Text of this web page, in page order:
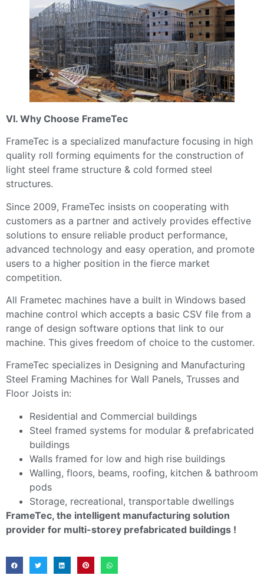
VI. Why Choose FrameTec
FrameTec is a specialized manufacture focusing in high
quality roll forming equiments for the construction of
light steel frame structure & cold formed steel
structures.
Since 2009, FrameTec insists on cooperating with
customers as a partner and actively provides effective
solutions to ensure reliable product performance,
advanced technology and easy operation, and promote
users to a higher position in the fierce market
competition.
All Frametec machines have a built in Windows based
machine control which accepts a basic CSV file from a
range of design software options that link to our
machine. This gives freedom of choice to the customer.
FrameTec specializes in Designing and Manufacturing
Steel Framing Machines for Wall Panels, Trusses and
Floor Joists in:
Residential and Commercial buildings
Steel framed systems for modular & prefabricated
buildings
Walls framed for low and high rise buildings
Walling, floors, beams, roofing, kitchen & bathroom
pods
Storage, recreational, transportable dwellings
FrameTec, the intelligent manufacturing solution
provider for multi-storey prefabricated buildings !